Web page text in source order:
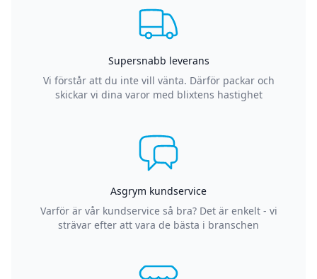
Supersnabb leverans
Vi förstår att du inte vill vänta. Därför packar och
skickar vi dina varor med blixtens hastighet
Asgrym kundservice
Varför är vår kundservice så bra? Det är enkelt - vi
strävar efter att vara de bästa i branschen